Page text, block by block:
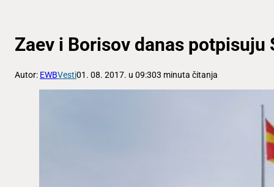
Zaev i Borisov danas
Autor: EWBVesti01. 08. 2017. u 09:303 minuta čitanja